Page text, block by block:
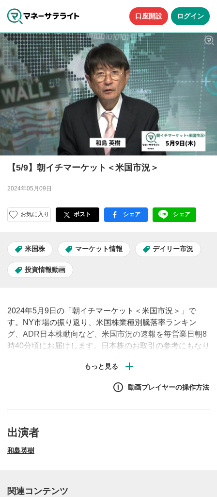
口座開設 ログイン
【5/9】朝イチマーケット＜米国市況＞
2024年05月09日
お気に入り ポスト facebook
シェア LINE
シェア
米国株 マーケット情報 デイリー市況
投資情報動画
2024年5月9日の「朝イチマーケット＜米国市況＞」で
す。NY市場の振り返り、米国株業種別騰落率ランキン
グ、ADR日本株動向など、米国市況の速報を毎営業日朝8
時40分頃にお届けします。日本株のお取引の参考にもなり
動画プレイヤーの操作方法
出演者
和島英樹
関連コンテンツ